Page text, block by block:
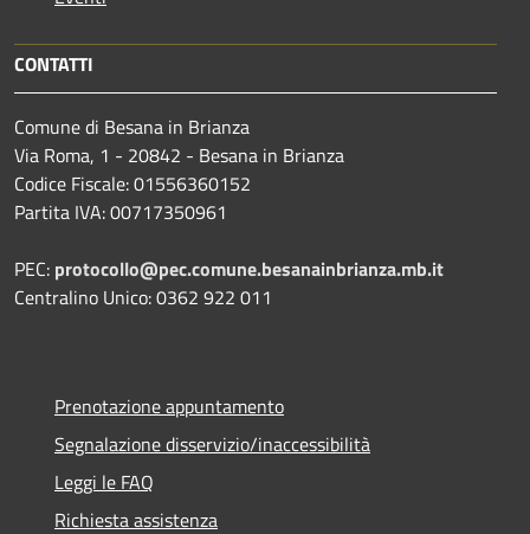
CONTATTI
Comune di Besana in Brianza
Via Roma, 1 - 20842 - Besana in Brianza
Codice Fiscale: 01556360152
Partita IVA: 00717350961
PEC: protocollo@pec.comune.besanainbrianza.mb.it
Centralino Unico: 0362 922 011
Prenotazione appuntamento
Segnalazione disservizio/inaccessibilità
Leggi le FAQ
Richiesta assistenza